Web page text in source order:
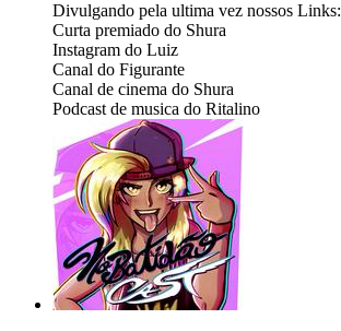
Divulgando pela ultima vez nossos Links:
⁠⁠Curta premiado do Shura⁠⁠
⁠⁠⁠⁠⁠⁠⁠⁠⁠⁠⁠⁠⁠⁠Instagram do Luiz⁠⁠⁠⁠⁠⁠⁠⁠⁠⁠⁠⁠⁠⁠
⁠⁠⁠⁠⁠⁠⁠⁠⁠⁠⁠⁠⁠⁠⁠⁠⁠⁠⁠⁠Canal do Figurante⁠⁠⁠⁠⁠⁠⁠⁠⁠⁠⁠⁠⁠⁠⁠⁠⁠⁠⁠⁠
⁠⁠⁠⁠⁠⁠⁠⁠⁠⁠⁠⁠⁠⁠⁠⁠⁠⁠⁠⁠Canal de cinema do Shura⁠⁠⁠⁠⁠⁠⁠⁠⁠⁠⁠⁠⁠⁠⁠⁠⁠⁠⁠⁠
⁠⁠⁠⁠⁠⁠⁠⁠⁠⁠⁠⁠⁠⁠⁠⁠⁠⁠⁠⁠Podcast de musica do Ritalino⁠⁠⁠⁠⁠⁠⁠⁠⁠⁠⁠⁠⁠⁠